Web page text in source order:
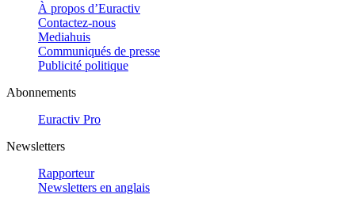
À propos d’Euractiv
Contactez-nous
Mediahuis
Communiqués de presse
Publicité politique
Abonnements
Euractiv Pro
Newsletters
Rapporteur
Newsletters en anglais